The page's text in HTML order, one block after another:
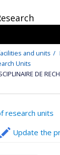
and units
Units
DE
research units
Update the